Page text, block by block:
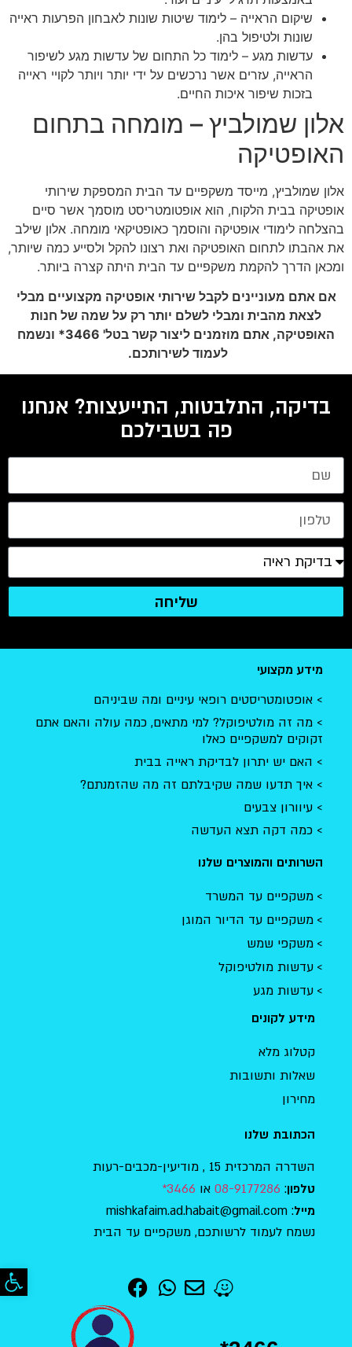
שיקום הראייה – לימוד שיטות שונות לאבחון הפרעות ראייה
שונות ולטיפול בהן.
עדשות מגע – לימוד כל התחום של עדשות מגע לשיפור
הראייה, עזרים אשר נרכשים על ידי יותר ויותר לקויי ראייה
בזכות שיפור איכות החיים.
אלון שמולביץ – מומחה בתחום
האופטיקה
אלון שמולביץ, מייסד משקפיים עד הבית המספקת שירותי
אופטיקה בבית הלקוח, הוא אופטומטריסט מוסמך אשר סיים
בהצלחה לימודי אופטיקה והוסמך כאופטיקאי מומחה. אלון שילב
את אהבתו לתחום האופטיקה ואת רצונו להקל ולסייע כמה שיותר,
ומכאן הדרך להקמת משקפיים עד הבית היתה קצרה ביותר.
אם אתם מעוניינים לקבל שירותי אופטיקה מקצועיים מבלי
לצאת מהבית ומבלי לשלם יותר רק על שמה של חנות
האופטיקה, אתם מוזמנים ליצור קשר בטל' 3466* ונשמח
לעמוד לשירותכם.
בדיקה, התלבטות, התייעצות? אנחנו
פה בשבילכם
שליחה
מידע מקצועי
אופטומטריסטים רופאי עיניים ומה שביניהם
מה זה מולטיפוקל? למי מתאים, כמה עולה והאם אתם
זקוקים למשקפיים כאלו
האם יש יתרון לבדיקת ראייה בבית
איך תדעו שמה שקיבלתם זה מה שהזמנתם?
עיוורון צבעים
כמה דקה תצא העדשה
השרותים והמוצרים שלנו
משקפיים עד המשרד
משקפיים עד הדיור המוגן
משקפי שמש
עדשות מולטיפוקל
עדשות מגע
מידע לקונים
קטלוג מלא
שאלות ותשובות
מחירון
הכתובת שלנו
השדרה המרכזית 15 , מודיעין-מכבים-רעות
טלפון:
08-9177286 או 3466*
מייל: mishkafaim.ad.habait@gmail.com
נשמח לעמוד לרשותכם, משקפיים עד הבית
פתח